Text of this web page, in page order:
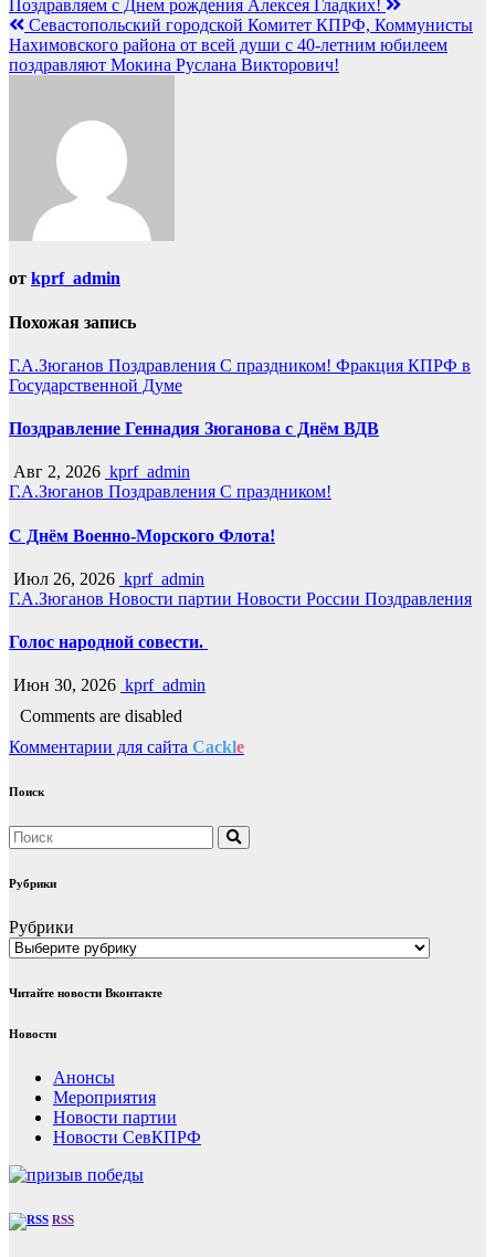
Поздравляем с Днем рождения Алексея Гладких!
Севастопольский городской Комитет КПРФ, Коммунисты
Нахимовского района от всей души с 40-летним юбилеем
поздравляют Мокина Руслана Викторович!
от kprf_admin
Похожая запись
Г.А.Зюганов Поздравления С праздником! Фракция КПРФ в
Государственной Думе
Поздравление Геннадия Зюганова с Днём ВДВ
Авг 2, 2026 kprf_admin
Г.А.Зюганов Поздравления С праздником!
С Днём Военно-Морского Флота!
Июл 26, 2026 kprf_admin
Г.А.Зюганов Новости партии Новости России Поздравления
Голос народной совести.
Июн 30, 2026 kprf_admin
Comments are disabled
Комментарии для сайта Cackle
Поиск
Рубрики
Рубрики
Читайте новости Вконтакте
Новости
Анонсы
Мероприятия
Новости партии
Новости СевКПРФ
RSS